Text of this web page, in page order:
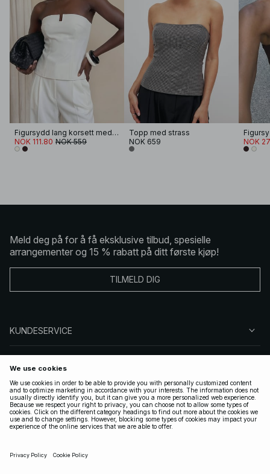
Figursydd lang korsett med dyp hals
NOK 111.80 NOK 559
Topp med strass
NOK 659
NOK
Meld deg på for å få eksklusive tilbud, spesielle
arrangementer og 15 % rabatt på ditt første kjøp!
TILMELD DIG
KUNDESERVICE
FØLG OSS
LOVLIG